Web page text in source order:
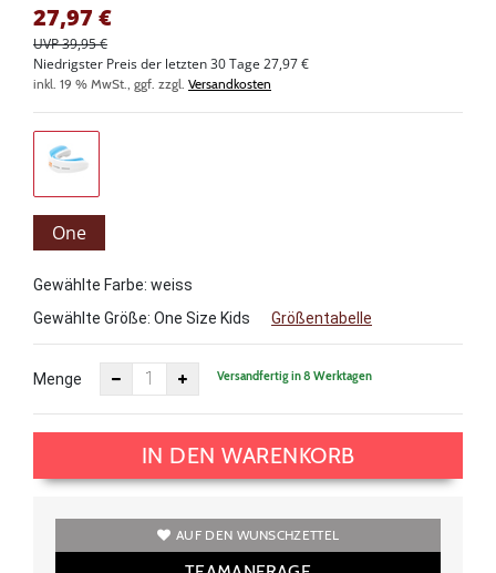
27,97 €
UVP 39,95 €
Niedrigster Preis der letzten 30 Tage 27,97 €
inkl. 19 % MwSt., ggf. zzgl. Versandkosten
One
Gewählte Farbe: weiss
Gewählte Größe: One Size Kids Größentabelle
Menge Versandfertig in 8 Werktagen
IN DEN WARENKORB
AUF DEN WUNSCHZETTEL